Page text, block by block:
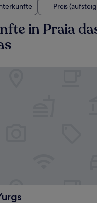
Preis
in Praia